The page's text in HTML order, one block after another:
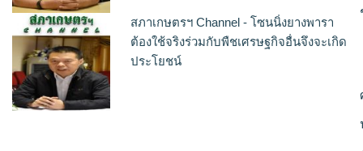
สภาเกษตรฯ Channel - โซนนิ่งยางพารา
ต้องใช้จริงร่วมกับพืชเศรษฐกิจอื่นจึงจะเกิด
ประโยชน์